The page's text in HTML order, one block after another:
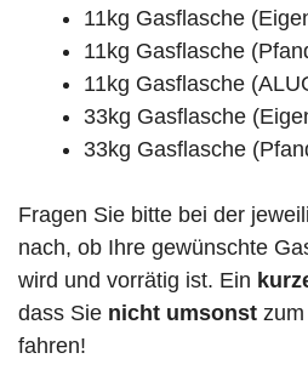
11kg Gasflasche
11kg Gasflasche
11kg Gasflasche
33kg Gasflasche
33kg Gasflasche
Fragen Sie bitte bei der
nach, ob Ihre gewünschte
wird und vorrätig ist. Ein
dass Sie nicht umsonst
fahren!